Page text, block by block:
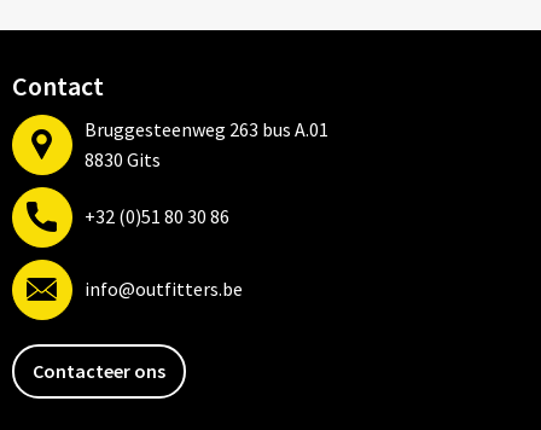
Contact
Bruggesteenweg 263 bus A.01
8830 Gits
+32 (0)51 80 30 86
info@outfitters.be
Contacteer ons